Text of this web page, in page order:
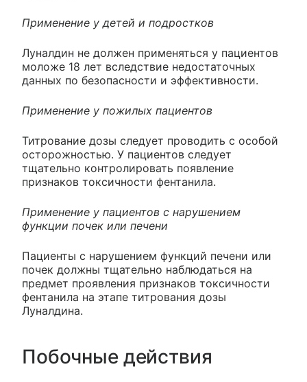
Применение у детей и подростков
Луналдин не должен применяться у пациентов
моложе 18 лет вследствие недостаточных
данных по безопасности и эффективности.
Применение у пожилых пациентов
Титрование дозы следует проводить с особой
осторожностью. У пациентов следует
тщательно контролировать появление
признаков токсичности фентанила.
Применение у пациентов с нарушением
функции почек или печени
Пациенты с нарушением функций печени или
почек должны тщательно наблюдаться на
предмет проявления признаков токсичности
фентанила на этапе титрования дозы
Луналдина.
Побочные действия